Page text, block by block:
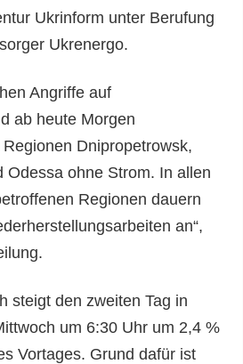
Abonnement
Fotobank
Ukrinform unter Berufung
Ukrenergo.
Angriffe auf
ab heute Morgen
Dnipropetrowsk,
Odessa ohne Strom. In allen
Regionen dauern
an“,
steigt den zweiten Tag in
um 6:30 Uhr um 2,4 %
Vortages. Grund dafür ist